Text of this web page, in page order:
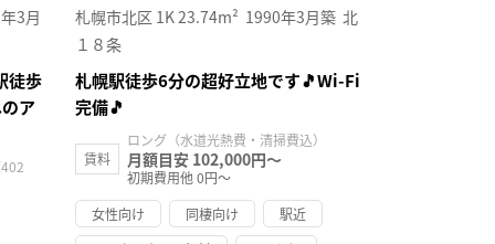
3月
徒歩
ア
札幌市北区 1K23.74m² 1990年3月築 北
１８条
札幌駅徒歩6分の超好立地です🎵Wi-Fi
完備🎵
賃料
ロング（水道光熱費・清掃費込）
月額目安 102,000円～
初期費用他 0円～
女性向け
同棲向け
駅近